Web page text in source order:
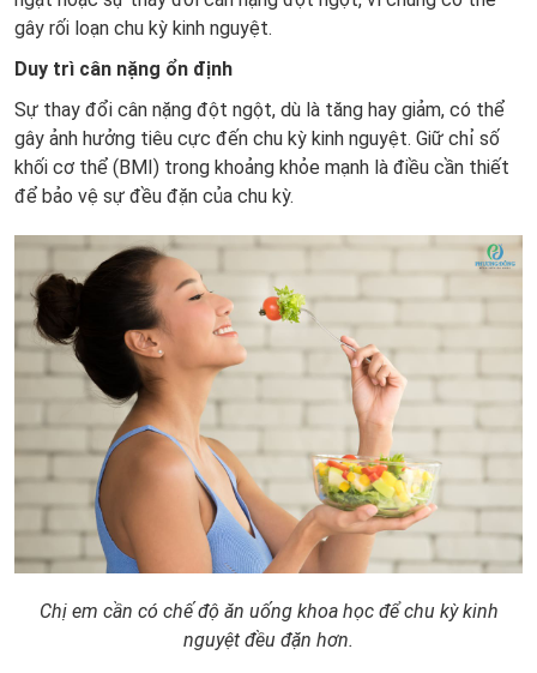
gây rối loạn chu kỳ kinh nguyệt.
Duy trì cân nặng ổn định
Sự thay đổi cân nặng đột ngột, dù là tăng hay giảm, có thể
gây ảnh hưởng tiêu cực đến chu kỳ kinh nguyệt. Giữ chỉ số
khối cơ thể (BMI) trong khoảng khỏe mạnh là điều cần thiết
để bảo vệ sự đều đặn của chu kỳ.
Chị em cần có chế độ ăn uống khoa học để chu kỳ kinh
nguyệt đều đặn hơn.